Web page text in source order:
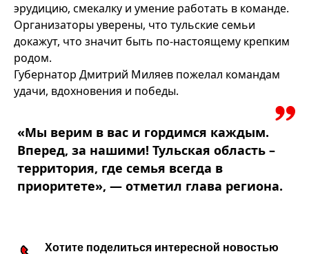
эрудицию, смекалку и умение работать в команде.
Организаторы уверены, что тульские семьи
докажут, что значит быть по-настоящему крепким
родом.
Губернатор Дмитрий Миляев пожелал командам
удачи, вдохновения и победы.
«Мы верим в вас и гордимся каждым.
Вперед, за нашими! Тульская область –
территория, где семья всегда в
приоритете», — отметил глава региона.
Хотите поделиться интересной новостью